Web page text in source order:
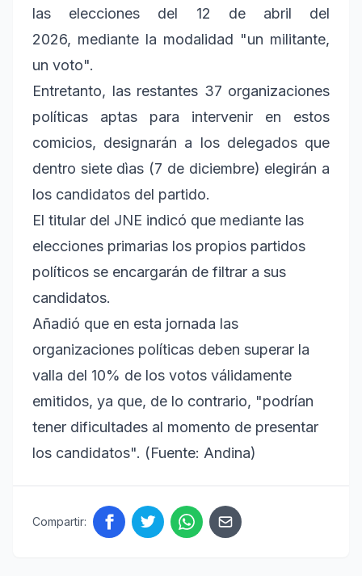
las elecciones del 12 de abril del
2026, mediante la modalidad "un militante,
un voto".
Entretanto, las restantes 37 organizaciones
políticas aptas para intervenir en estos
comicios, designarán a los delegados que
dentro siete dìas (7 de diciembre) elegirán a
los candidatos del partido.
El titular del JNE indicó que mediante las
elecciones primarias los propios partidos
políticos se encargarán de filtrar a sus
candidatos.
Añadió que en esta jornada las
organizaciones políticas deben superar la
valla del 10% de los votos válidamente
emitidos, ya que, de lo contrario, "podrían
tener dificultades al momento de presentar
los candidatos". (Fuente: Andina)
Compartir: